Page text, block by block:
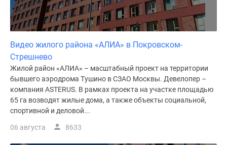
Видео жилого района «АЛИА» в Покровском-
Стрешнево
Жилой район «АЛИА» – масштабный проект на территории
бывшего аэродрома Тушино в СЗАО Москвы. Девелопер –
компания ASTERUS. В рамках проекта на участке площадью
65 га возводят жилые дома, а также объекты социальной,
спортивной и деловой...
06 августа 8633